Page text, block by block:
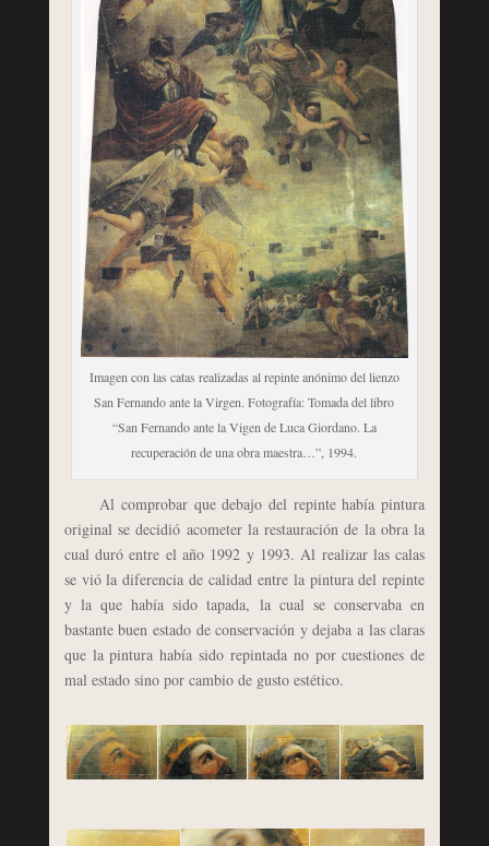
Imagen con las catas realizadas al repinte anónimo del lienzo
San Fernando ante la Virgen. Fotografía: Tomada del libro
“San Fernando ante la Vigen de Luca Giordano. La
recuperación de una obra maestra…”, 1994.
Al comprobar que debajo del repinte había pintura
original se decidió acometer la restauración de la obra la
cual duró entre el año 1992 y 1993. Al realizar las calas
se vió la diferencia de calidad entre la pintura del repinte
y la que había sido tapada, la cual se conservaba en
bastante buen estado de conservación y dejaba a las claras
que la pintura había sido repintada no por cuestiones de
mal estado sino por cambio de gusto estético.